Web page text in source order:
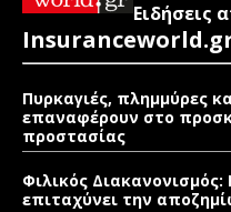
Ειδήσεις
Πυρκαγιές, πλημμύρες
επαναφέρουν στο
προστασίας
Φιλικός
επιταχύνει την